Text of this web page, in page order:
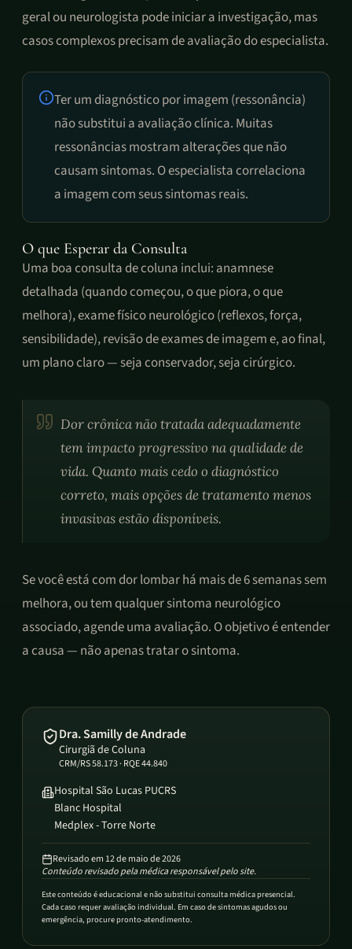
geral ou neurologista pode iniciar a investigação, mas
casos complexos precisam de avaliação do especialista.
Ter um diagnóstico por imagem (ressonância)
não substitui a avaliação clínica. Muitas
ressonâncias mostram alterações que não
causam sintomas. O especialista correlaciona
a imagem com seus sintomas reais.
O que Esperar da Consulta
Uma boa consulta de coluna inclui: anamnese
detalhada (quando começou, o que piora, o que
melhora), exame físico neurológico (reflexos, força,
sensibilidade), revisão de exames de imagem e, ao final,
um plano claro — seja conservador, seja cirúrgico.
Dor crônica não tratada adequadamente
tem impacto progressivo na qualidade de
vida. Quanto mais cedo o diagnóstico
correto, mais opções de tratamento menos
invasivas estão disponíveis.
Se você está com dor lombar há mais de 6 semanas sem
melhora, ou tem qualquer sintoma neurológico
associado, agende uma avaliação. O objetivo é entender
a causa — não apenas tratar o sintoma.
Dra. Samilly de Andrade
Cirurgiã de Coluna
CRM/RS 58.173 · RQE 44.840
Hospital São Lucas PUCRS
Blanc Hospital
Medplex - Torre Norte
Revisado em 12 de maio de 2026
Conteúdo revisado pela médica responsável pelo site.
Este conteúdo é educacional e não substitui consulta médica presencial.
Cada caso requer avaliação individual. Em caso de sintomas agudos ou
emergência, procure pronto-atendimento.